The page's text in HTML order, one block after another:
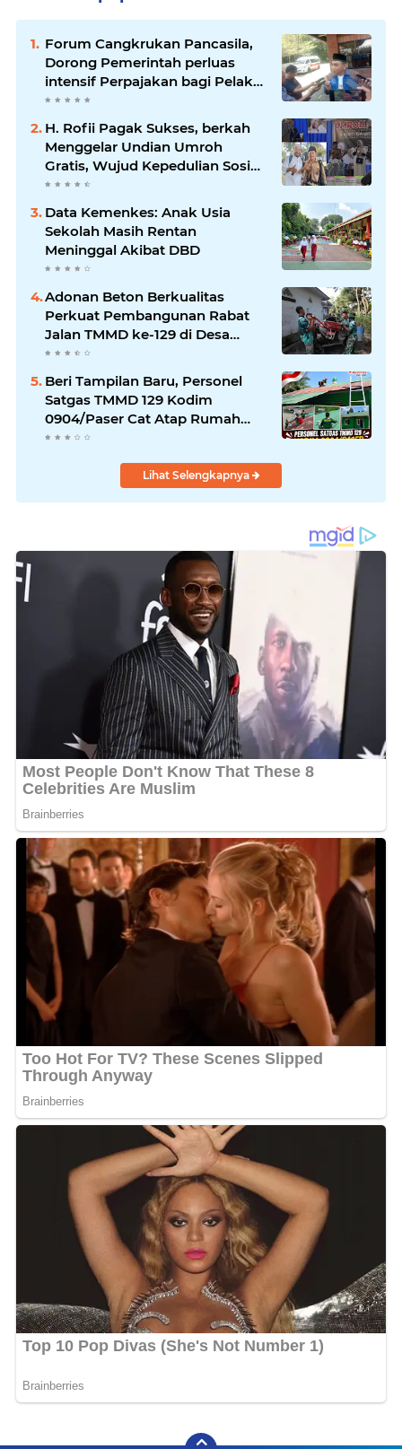
Forum Cangkrukan Pancasila,
Dorong Pemerintah perluas
intensif Perpajakan bagi Pelaku
Usaha UMKM.
H. Rofii Pagak Sukses, berkah
Menggelar Undian Umroh
Gratis, Wujud Kepedulian Sosial
berbagi.
Data Kemenkes: Anak Usia
Sekolah Masih Rentan
Meninggal Akibat DBD
Adonan Beton Berkualitas
Perkuat Pembangunan Rabat
Jalan TMMD ke-129 di Desa
Ledoktempuro
Beri Tampilan Baru, Personel
Satgas TMMD 129 Kodim
0904/Paser Cat Atap Rumah
Marbot
Lihat Selengkapnya